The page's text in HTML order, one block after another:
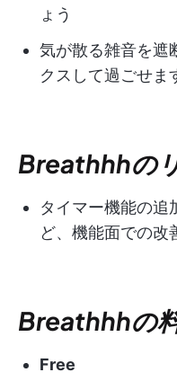
ょう
気が散る雑音を遮
クスして過ごせま
Breathhhの
タイマー機能の追
ど、機能面での改
Breathhhの
Free